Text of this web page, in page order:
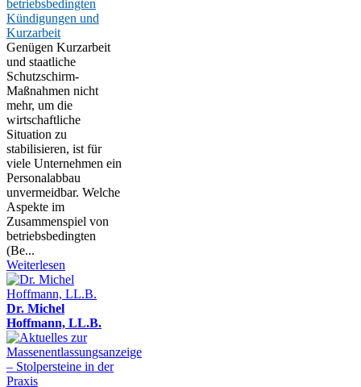
betriebsbedingten
Kündigungen und
Kurzarbeit
Genügen Kurzarbeit
und staatliche
Schutzschirm-
Maßnahmen nicht
mehr, um die
wirtschaftliche
Situation zu
stabilisieren, ist für
viele Unternehmen ein
Personalabbau
unvermeidbar. Welche
Aspekte im
Zusammenspiel von
betriebsbedingten
(Be...
Weiterlesen
Dr. Michel
Hoffmann, LL.B.